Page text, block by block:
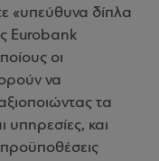
«υπεύθυνα δίπλα
Eurobank
οι
να
τα
υπηρεσίες, και